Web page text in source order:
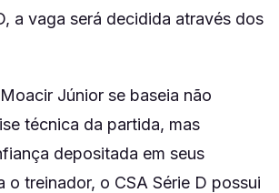
a vaga será decidida através dos
Júnior se baseia não
técnica da partida, mas
depositada em seus
o treinador, o CSA Série D possui